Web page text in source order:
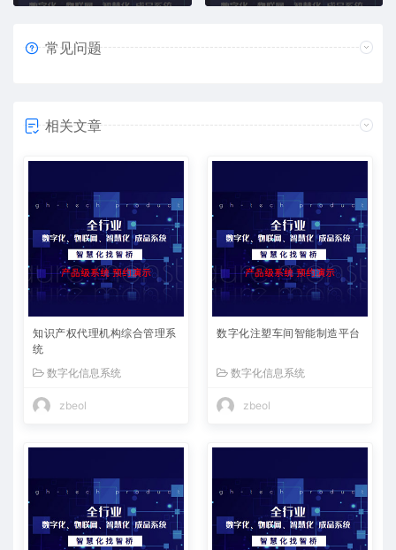
常见问题
相关文章
知识产权代理机构综合管理系
统
数字化信息系统
zbeol
数字化注塑车间智能制造平台
数字化信息系统
zbeol